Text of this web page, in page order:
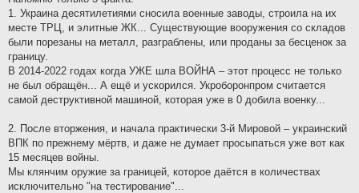
1. Украина десятилетиями сносила военные заводы, строила на их
месте ТРЦ, и элитные ЖК... Существующие вооружения со складов
были порезаны на металл, разграблены, или проданы за бесценок за
границу.
В 2014-2022 годах когда УЖЕ шла ВОЙНА – этот процесс не только
не был обращён... А ещё и ускорился. Укроборонпром считается
самой деструктивной машиной, которая уже в 0 добила военку...
2. После вторжения, и начала практически 3-й Мировой – украинский
ВПК по прежнему мёртв, и даже не думает просыпаться уже вот как
15 месяцев войны.
Мы клянчим оружие за границей, которое даётся в количествах
исключительно "на тестирование"...